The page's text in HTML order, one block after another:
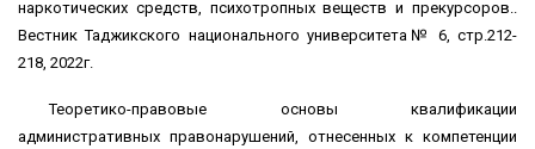
наркотических средств, психотропных веществ и прекурсоров..
Вестник Таджикского национального университета№ 6, стр.212-
218, 2022г.
Теоретико-правовые основы квалификации
административных правонарушений, отнесенных к компетенции